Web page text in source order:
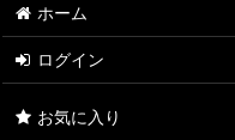
【ワンピースカード】ブー
15】
【ワンピースカード】エク
CRISIS【EB-04】
ホーム
ログイン
お気に入り